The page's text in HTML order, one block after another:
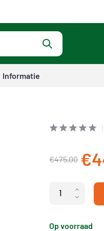
Informatie
€475,00
Op voorraad